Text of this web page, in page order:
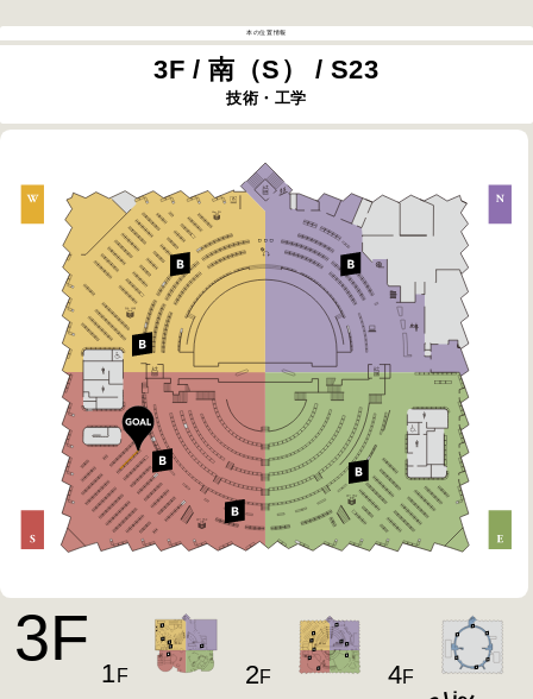
本の位置情報
3F / 南（S） / S23
技術・工学
3F
1F 2F 4F